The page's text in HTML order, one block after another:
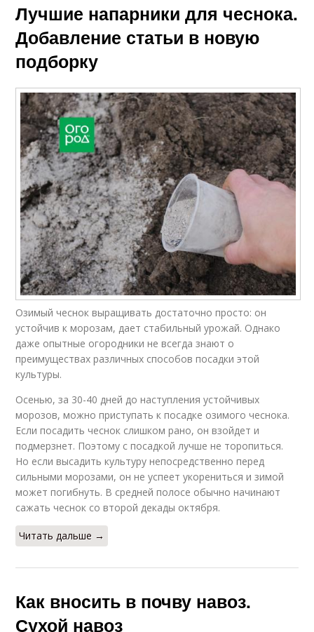
Лучшие напарники для чеснока.
Добавление статьи в новую
подборку
Озимый чеснок выращивать достаточно просто: он
устойчив к морозам, дает стабильный урожай. Однако
даже опытные огородники не всегда знают о
преимуществах различных способов посадки этой
культуры.
Осенью, за 30-40 дней до наступления устойчивых
морозов, можно приступать к посадке озимого чеснока.
Если посадить чеснок слишком рано, он взойдет и
подмерзнет. Поэтому с посадкой лучше не торопиться.
Но если высадить культуру непосредственно перед
сильными морозами, он не успеет укорениться и зимой
может погибнуть. В средней полосе обычно начинают
сажать чеснок со второй декады октября.
Читать дальше →
Как вносить в почву навоз.
Сухой навоз